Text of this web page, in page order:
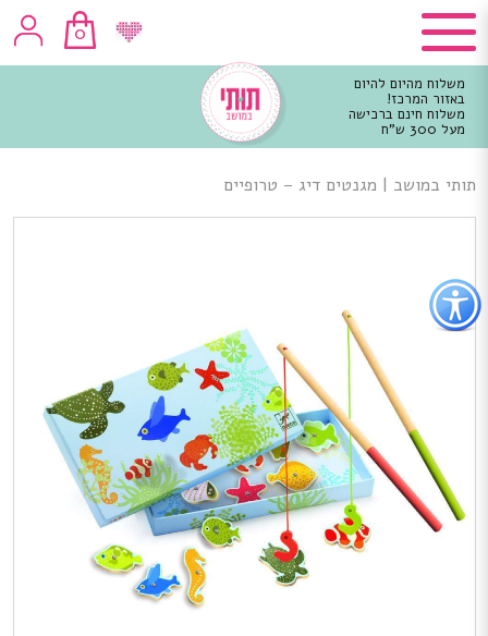
כפתור
לפתיחת
תפריט
נגישות
0
משלוח מהיום להיום
באזור המרכז!
משלוח חינם ברכישה
מעל 300 ש"ח
מרכזי
תותי במושב | מגנטים דיג – טרופיים